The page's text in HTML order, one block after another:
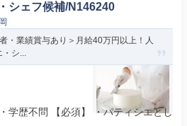
シェフ候補/N146240
・業績賞与あり＞月給40万円以上！人
・シ...
学歴不問 【必須】 ・パティシエとし